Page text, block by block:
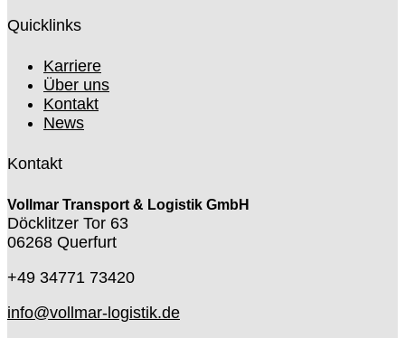
Quicklinks
Karriere
Über uns
Kontakt
News
Kontakt
Vollmar Transport & Logistik GmbH
Döcklitzer Tor 63
06268 Querfurt
+49 34771 73420
info@vollmar-logistik.de